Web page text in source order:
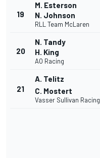
19
M. Esterson
N. Johnson
RLL Team McLaren
20
N. Tandy
H. King
AO Racing
21
A. Telitz
C. Mostert
Vasser Sullivan Racing